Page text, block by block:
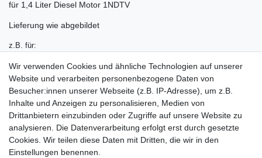
für 1,4 Liter Diesel Motor 1NDTV
Lieferung wie abgebildet
z.B. für:
Toyota Auris Bj. 2008 - 2017
Toyota Corolla Bj. 12.2008 - 2017
Toyota Urban Cruiser Bj. 2008 - 2016
Toyota Verso Bj. 11.2010 - 2016
Toyota Yaris Bj. 11.2008 - 2017
Wir verwenden Cookies und ähnliche Technologien auf unserer
Website und verarbeiten personenbezogene Daten von
Besucher:innen unserer Webseite (z.B. IP-Adresse), um z.B.
Inhalte und Anzeigen zu personalisieren, Medien von
Drittanbietern einzubinden oder Zugriffe auf unsere Website zu
analysieren. Die Datenverarbeitung erfolgt erst durch gesetzte
Cookies. Wir teilen diese Daten mit Dritten, die wir in den
Einstellungen benennen.